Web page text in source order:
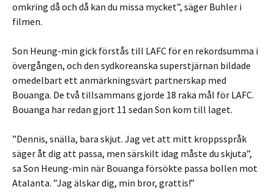
omkring då och då kan du missa mycket”, säger Buhler i
filmen.
Son Heung-min gick förstås till LAFC för en rekordsumma i
övergången, och den sydkoreanska superstjärnan bildade
omedelbart ett anmärkningsvärt partnerskap med
Bouanga. De två tillsammans gjorde 18 raka mål för LAFC.
Bouanga har redan gjort 11 sedan Son kom till laget.
”Dennis, snälla, bara skjut. Jag vet att mitt kroppsspråk
säger åt dig att passa, men särskilt idag måste du skjuta”,
sa Son Heung-min när Bouanga försökte passa bollen mot
Atalanta. ”Jag älskar dig, min bror, grattis!”